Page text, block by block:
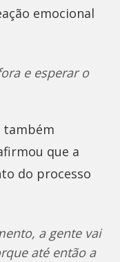
emocional
e esperar o
também
que a
do processo
a gente vai
até então a